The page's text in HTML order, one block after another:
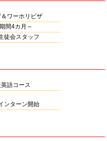
ワーホリビザ
間4カ月～
徒会スタッフ
語コース
ンターン開始